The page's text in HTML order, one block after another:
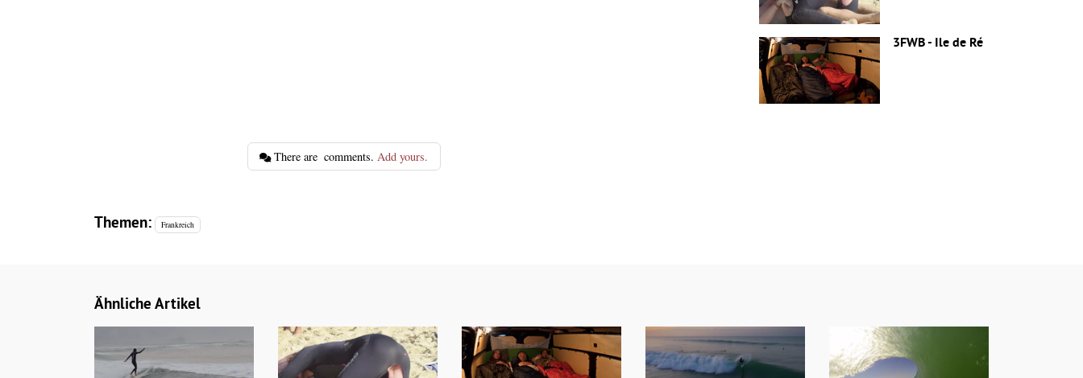
3FWB - Ile de Ré
There are comments. Add yours.
Themen: Frankreich
Ähnliche Artikel